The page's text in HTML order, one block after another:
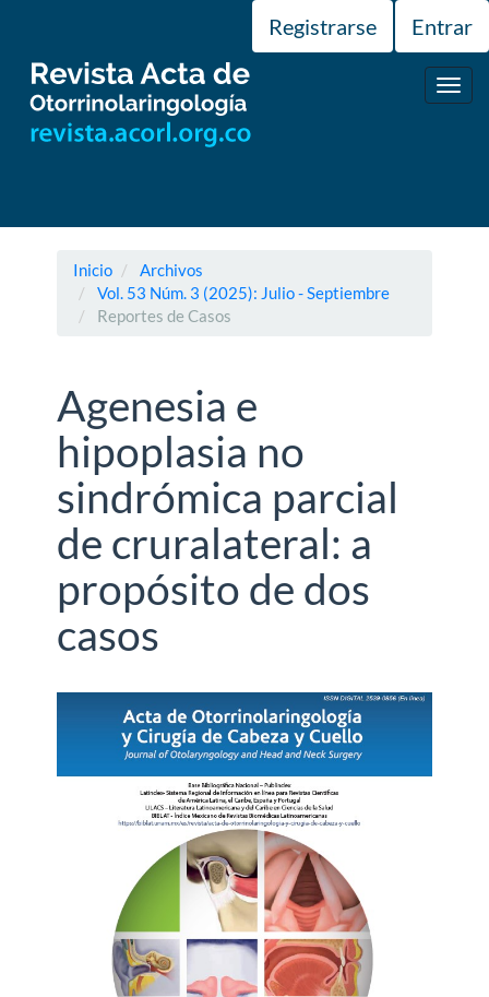
principal
Barra
lateral
Registrarse Entrar
Inicio
Archivos
Vol. 53 Núm. 3 (2025): Julio - Septiembre
Reportes de Casos
Agenesia e
hipoplasia no
sindrómica parcial
de cruralateral: a
propósito de dos
casos
Barra
lateral
del
artículo